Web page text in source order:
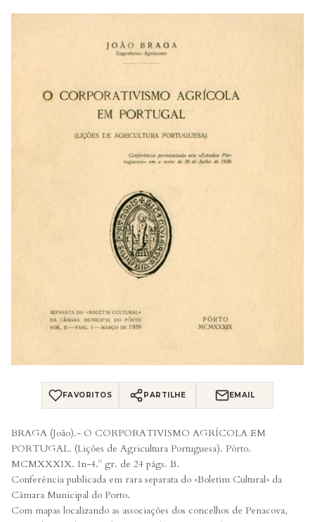
FAVORITOS PARTILHE EMAIL
BRAGA (João).- O CORPORATIVISMO AGRÍCOLA EM
PORTUGAL. (Lições de Agricultura Portuguesa). Pôrto.
MCMXXXIX. In-4.º gr. de 24 págs. B.
Conferência publicada em rara separata do «Boletim Cultural» da
Câmara Municipal do Porto.
Com mapas localizando as associações dos concelhos de Penacova,